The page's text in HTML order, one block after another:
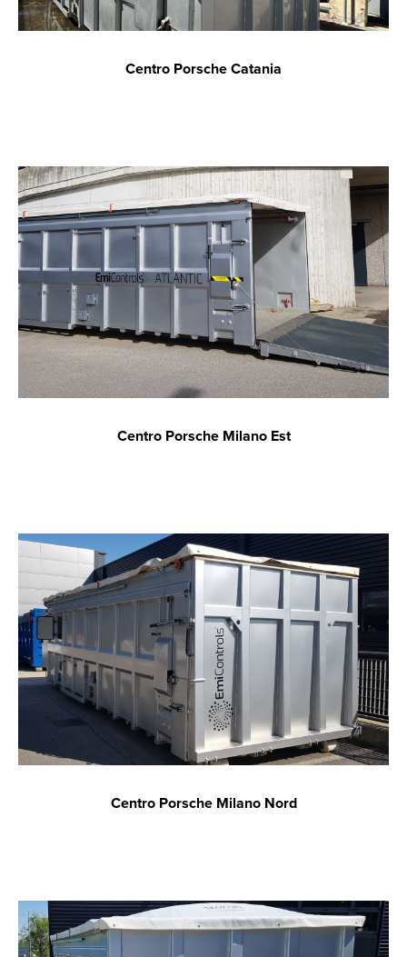
Centro Porsche Catania
Centro Porsche Milano Est
Centro Porsche Milano Nord